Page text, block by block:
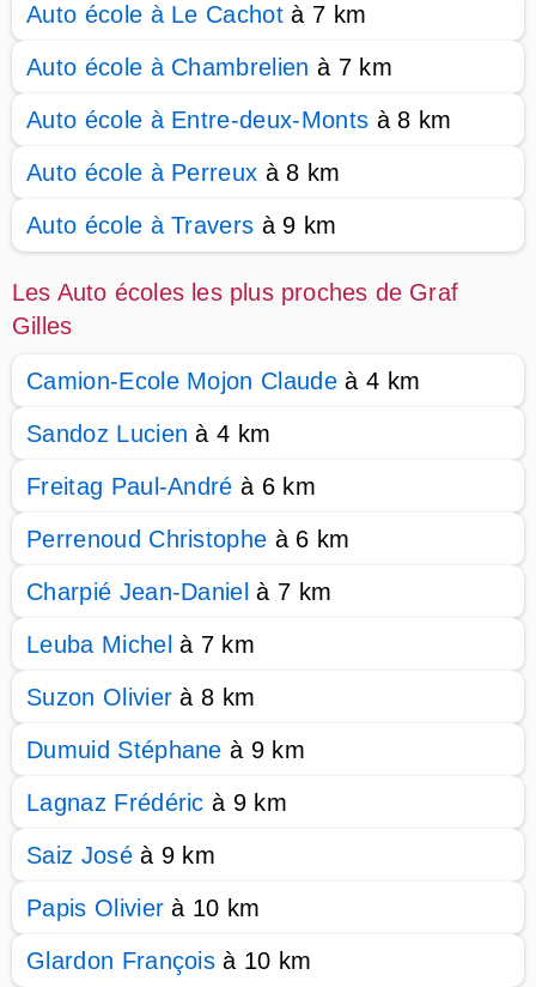
Auto école à Le Cachot à 7 km
Auto école à Chambrelien à 7 km
Auto école à Entre-deux-Monts à 8 km
Auto école à Perreux à 8 km
Auto école à Travers à 9 km
Les Auto écoles les plus proches de Graf
Gilles
Camion-Ecole Mojon Claude à 4 km
Sandoz Lucien à 4 km
Freitag Paul-André à 6 km
Perrenoud Christophe à 6 km
Charpié Jean-Daniel à 7 km
Leuba Michel à 7 km
Suzon Olivier à 8 km
Dumuid Stéphane à 9 km
Lagnaz Frédéric à 9 km
Saiz Joséà 9 km
Papis Olivier à 10 km
Glardon François à 10 km